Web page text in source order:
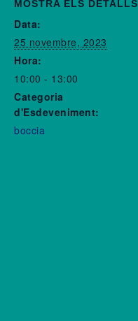
MOSTRA ELS DETALLS
Data:
25 novembre, 2023
Hora:
10:00 - 13:00
Categoria
d'Esdeveniment:
boccia